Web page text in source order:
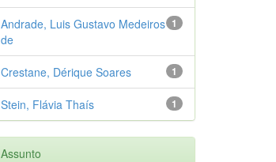
1
Andrade, Luis Gustavo Medeiros
de
1
Crestane, Dérique Soares
1
Stein, Flávia Thaís
Assunto